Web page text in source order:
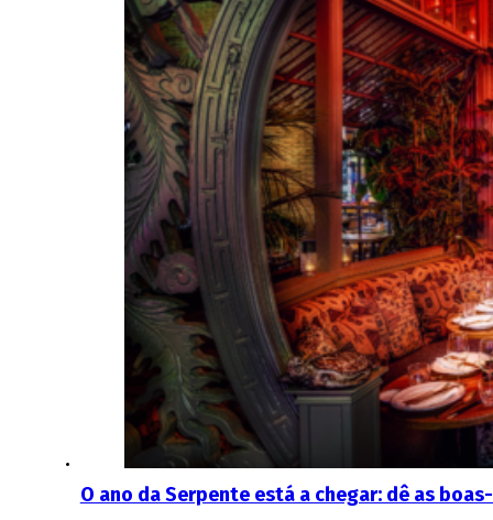
O ano da Serpente está a chegar: dê as